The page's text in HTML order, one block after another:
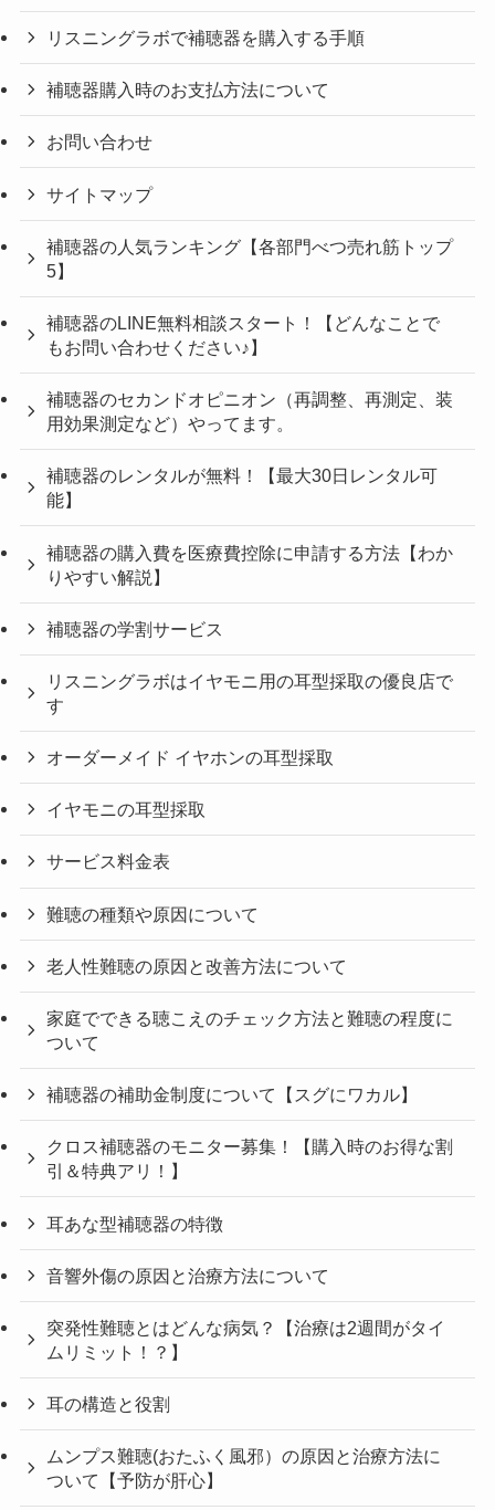
リスニングラボで補聴器を購入する手順
補聴器購入時のお支払方法について
お問い合わせ
サイトマップ
補聴器の人気ランキング【各部門べつ売れ筋トップ
5】
補聴器のLINE無料相談スタート！【どんなことで
もお問い合わせください♪】
補聴器のセカンドオピニオン（再調整、再測定、装
用効果測定など）やってます。
補聴器のレンタルが無料！【最大30日レンタル可
能】
補聴器の購入費を医療費控除に申請する方法【わか
りやすい解説】
補聴器の学割サービス
リスニングラボはイヤモニ用の耳型採取の優良店で
す
オーダーメイド イヤホンの耳型採取
イヤモニの耳型採取
サービス料金表
難聴の種類や原因について
老人性難聴の原因と改善方法について
家庭でできる聴こえのチェック方法と難聴の程度に
ついて
補聴器の補助金制度について【スグにワカル】
クロス補聴器のモニター募集！【購入時のお得な割
引＆特典アリ！】
耳あな型補聴器の特徴
音響外傷の原因と治療方法について
突発性難聴とはどんな病気？【治療は2週間がタイ
ムリミット！？】
耳の構造と役割
ムンプス難聴(おたふく風邪）の原因と治療方法に
ついて【予防が肝心】